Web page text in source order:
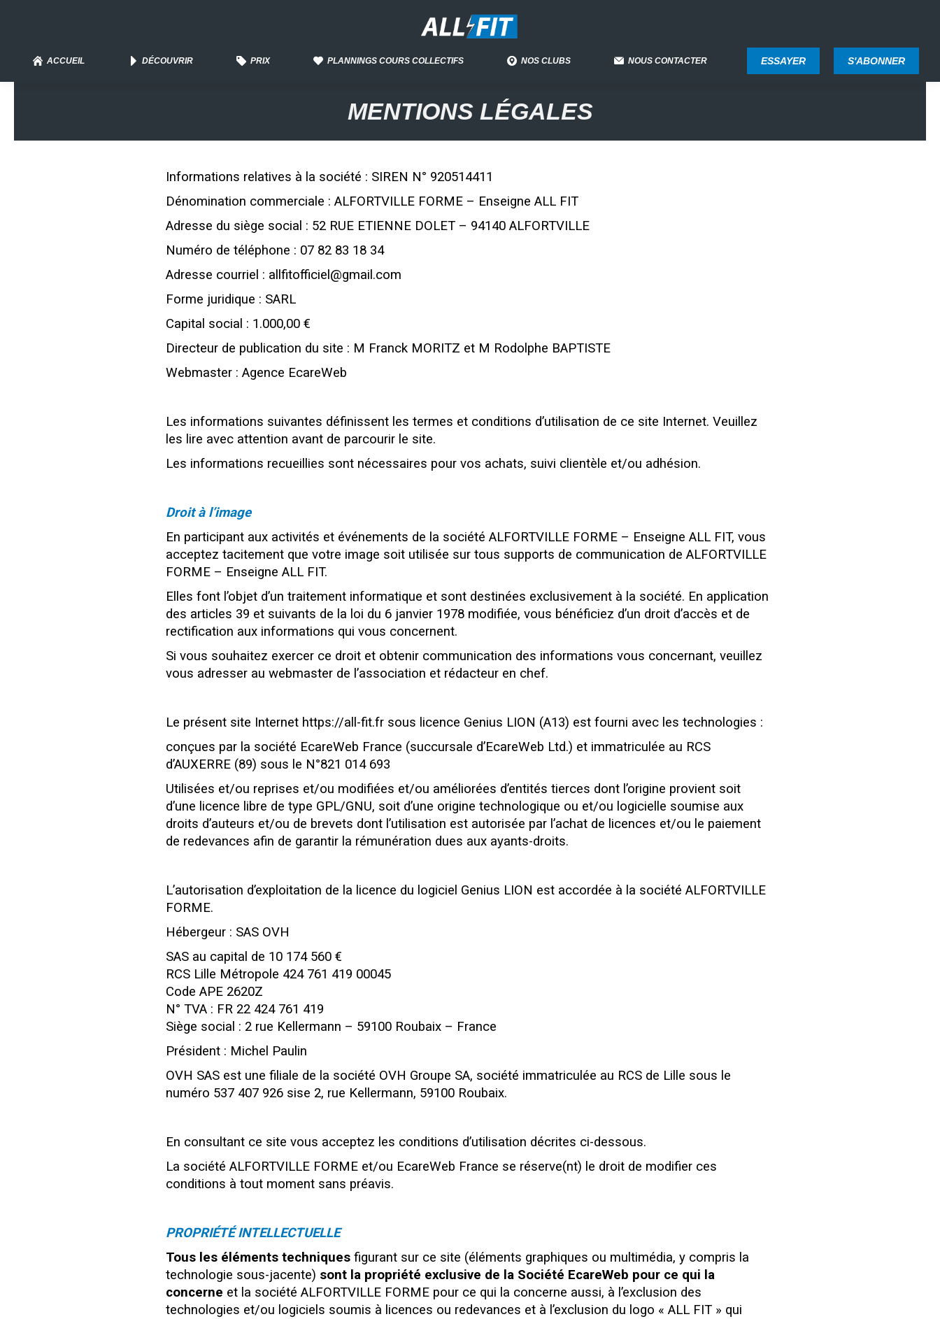
ACCUEIL DÉCOUVRIR PRIX PLANNINGS COURS COLLECTIFS NOS CLUBS NOUS CONTACTER ESSAYER S'ABONNER
MENTIONS LÉGALES
Informations relatives à la société : SIREN N° 920514411
Dénomination commerciale : ALFORTVILLE FORME – Enseigne ALL FIT
Adresse du siège social : 52 RUE ETIENNE DOLET – 94140 ALFORTVILLE
Numéro de téléphone : 07 82 83 18 34
Adresse courriel : allfitofficiel@gmail.com
Forme juridique : SARL
Capital social : 1.000,00 €
Directeur de publication du site : M Franck MORITZ et M Rodolphe BAPTISTE
Webmaster : Agence EcareWeb
Les informations suivantes définissent les termes et conditions d’utilisation de ce site Internet. Veuillez
les lire avec attention avant de parcourir le site.
Les informations recueillies sont nécessaires pour vos achats, suivi clientèle et/ou adhésion.
Droit à l’image
En participant aux activités et événements de la société ALFORTVILLE FORME – Enseigne ALL FIT, vous
acceptez tacitement que votre image soit utilisée sur tous supports de communication de ALFORTVILLE
FORME – Enseigne ALL FIT.
Elles font l’objet d’un traitement informatique et sont destinées exclusivement à la société. En application
des articles 39 et suivants de la loi du 6 janvier 1978 modifiée, vous bénéficiez d’un droit d’accès et de
rectification aux informations qui vous concernent.
Si vous souhaitez exercer ce droit et obtenir communication des informations vous concernant, veuillez
vous adresser au webmaster de l’association et rédacteur en chef.
Le présent site Internet https://all-fit.fr sous licence Genius LION (A13) est fourni avec les technologies :
conçues par la société EcareWeb France (succursale d’EcareWeb Ltd.) et immatriculée au RCS
d’AUXERRE (89) sous le N°821 014 693
Utilisées et/ou reprises et/ou modifiées et/ou améliorées d’entités tierces dont l’origine provient soit
d’une licence libre de type GPL/GNU, soit d’une origine technologique ou et/ou logicielle soumise aux
droits d’auteurs et/ou de brevets dont l’utilisation est autorisée par l’achat de licences et/ou le paiement
de redevances afin de garantir la rémunération dues aux ayants-droits.
L’autorisation d’exploitation de la licence du logiciel Genius LION est accordée à la société ALFORTVILLE
FORME.
Hébergeur : SAS OVH
SAS au capital de 10 174 560 €
RCS Lille Métropole 424 761 419 00045
Code APE 2620Z
N° TVA : FR 22 424 761 419
Siège social : 2 rue Kellermann – 59100 Roubaix – France
Président : Michel Paulin
OVH SAS est une filiale de la société OVH Groupe SA, société immatriculée au RCS de Lille sous le
numéro 537 407 926 sise 2, rue Kellermann, 59100 Roubaix.
En consultant ce site vous acceptez les conditions d’utilisation décrites ci-dessous.
La société ALFORTVILLE FORME et/ou EcareWeb France se réserve(nt) le droit de modifier ces
conditions à tout moment sans préavis.
PROPRIÉTÉ INTELLECTUELLE
Tous les éléments techniques figurant sur ce site (éléments graphiques ou multimédia, y compris la
technologie sous-jacente) sont la propriété exclusive de la Société EcareWeb pour ce qui la
concerne et la société ALFORTVILLE FORME pour ce qui la concerne aussi, à l’exclusion des
technologies et/ou logiciels soumis à licences ou redevances et à l’exclusion du logo « ALL FIT » qui